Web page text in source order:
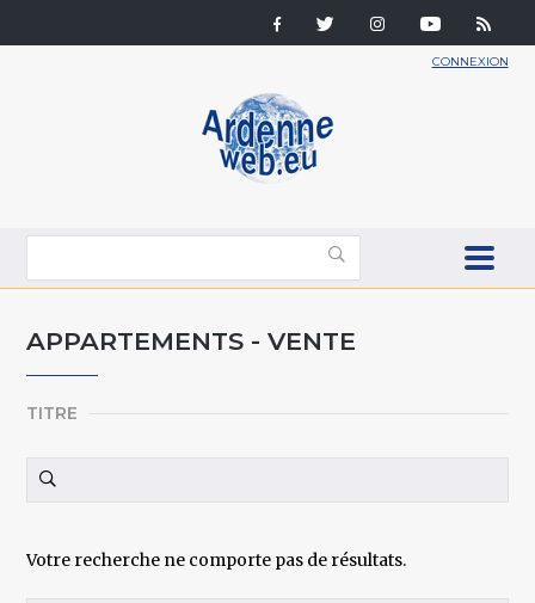
CONNEXION
APPARTEMENTS - VENTE
TITRE
Votre recherche ne comporte pas de résultats.